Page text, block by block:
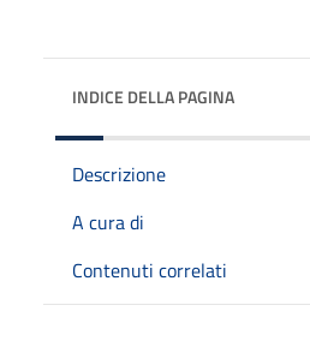
INDICE DELLA PAGINA
Descrizione
A cura di
Contenuti correlati